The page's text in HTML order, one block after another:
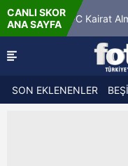
CANLI SKOR
ANA SAYFA
FC Kairat Almaty
SON EKLENENLER